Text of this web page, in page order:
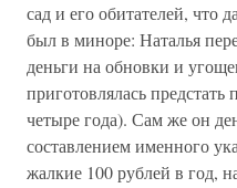
сад и его обитателей, что
был в миноре: Наталья
деньги на обновки и
приготовлялась
четыре года). Сам же он
составлением именного
жалкие 100 рублей в год,